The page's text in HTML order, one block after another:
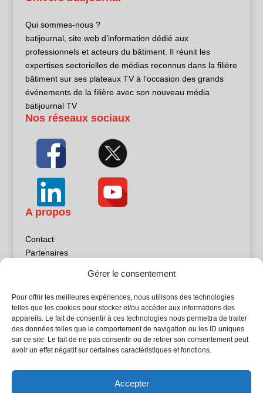
Gérer le consentement
Pour offrir les meilleures expériences, nous utilisons des technologies
telles que les cookies pour stocker et/ou accéder aux informations des
appareils. Le fait de consentir à ces technologies nous permettra de traiter
des données telles que le comportement de navigation ou les ID uniques
sur ce site. Le fait de ne pas consentir ou de retirer son consentement peut
avoir un effet négatif sur certaines caractéristiques et fonctions.
Accepter
Qui sommes-nous ?
batijournal, site web d’information dédié aux
professionnels et acteurs du bâtiment. Il réunit les
expertises sectorielles de médias reconnus dans la filière
bâtiment sur ses plateaux TV à l’occasion des grands
événements de la filière avec son nouveau média
batijournal TV
Nos réseaux sociaux
A propos
Contact
Partenaires
Politique de confidentialité
Sites partenaires
5Façades
Atrium Patrimoine
L'Atelier Bois